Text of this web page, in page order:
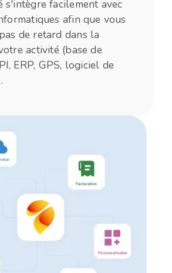
s'intègre facilement avec
afin que vous
de retard dans la
activité (base de
ERP, GPS, logiciel de